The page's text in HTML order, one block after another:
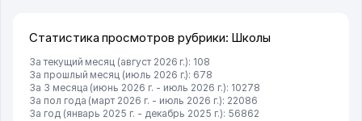
Статистика просмотров рубрики: Школы
За текущий месяц (август 2026 г.): 108
За прошлый месяц (июль 2026 г.): 678
За 3 месяца (июнь 2026 г. - июль 2026 г.): 10278
За пол года (март 2026 г. - июль 2026 г.): 22086
За год (январь 2025 г. - декабрь 2025 г.): 56862